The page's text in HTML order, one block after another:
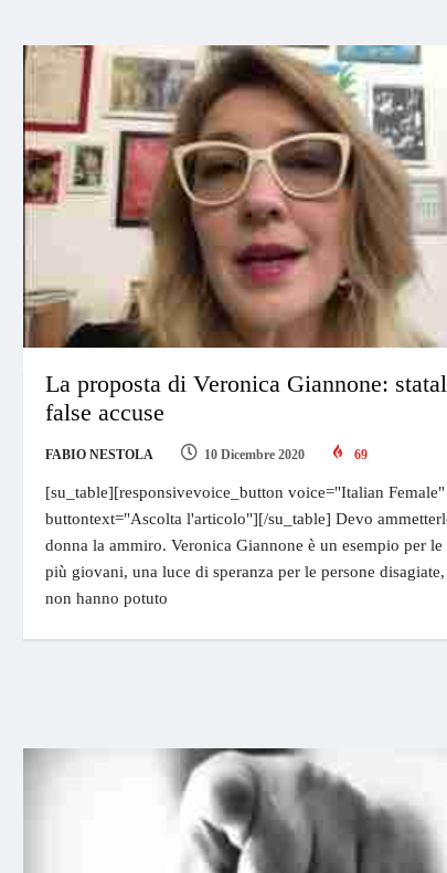
La proposta di Veronica Giannone:
false accuse
FABIO NESTOLA 10 Dicembre 2020 69
[su_table][responsivevoice_button voice="Italian Female"
buttontext="Ascolta l'articolo"][/su_table] Devo
donna la ammiro. Veronica Giannone è un esempio per le
più giovani, una luce di speranza per le persone
non hanno potuto